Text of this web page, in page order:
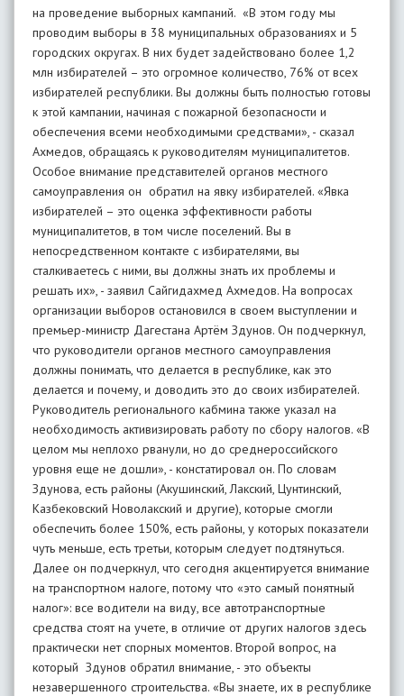
на проведение выборных кампаний. «В этом году мы
проводим выборы в 38 муниципальных образованиях и 5
городских округах. В них будет задействовано более 1,2
млн избирателей – это огромное количество, 76% от всех
избирателей республики. Вы должны быть полностью готовы
к этой кампании, начиная с пожарной безопасности и
обеспечения всеми необходимыми средствами», - сказал
Ахмедов, обращаясь к руководителям муниципалитетов.
Особое внимание представителей органов местного
самоуправления он обратил на явку избирателей. «Явка
избирателей – это оценка эффективности работы
муниципалитетов, в том числе поселений. Вы в
непосредственном контакте с избирателями, вы
сталкиваетесь с ними, вы должны знать их проблемы и
решать их», - заявил Сайгидахмед Ахмедов. На вопросах
организации выборов остановился в своем выступлении и
премьер-министр Дагестана Артём Здунов. Он подчеркнул,
что руководители органов местного самоуправления
должны понимать, что делается в республике, как это
делается и почему, и доводить это до своих избирателей.
Руководитель регионального кабмина также указал на
необходимость активизировать работу по сбору налогов. «В
целом мы неплохо рванули, но до среднероссийского
уровня еще не дошли», - констатировал он. По словам
Здунова, есть районы (Акушинский, Лакский, Цунтинский,
Казбековский Новолакский и другие), которые смогли
обеспечить более 150%, есть районы, у которых показатели
чуть меньше, есть третьи, которым следует подтянуться.
Далее он подчеркнул, что сегодня акцентируется внимание
на транспортном налоге, потому что «это самый понятный
налог»: все водители на виду, все автотранспортные
средства стоят на учете, в отличие от других налогов здесь
практически нет спорных моментов. Второй вопрос, на
который Здунов обратил внимание, - это объекты
незавершенного строительства. «Вы знаете, их в республике